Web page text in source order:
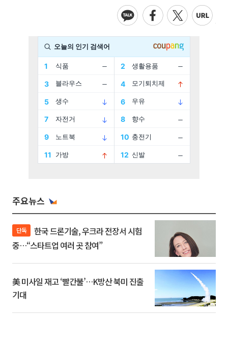
주요뉴스
단독
중…“스타트업 여러 곳 참여”
美 미사일 재고 ‘빨간불’…K방산 북미 진출
기대